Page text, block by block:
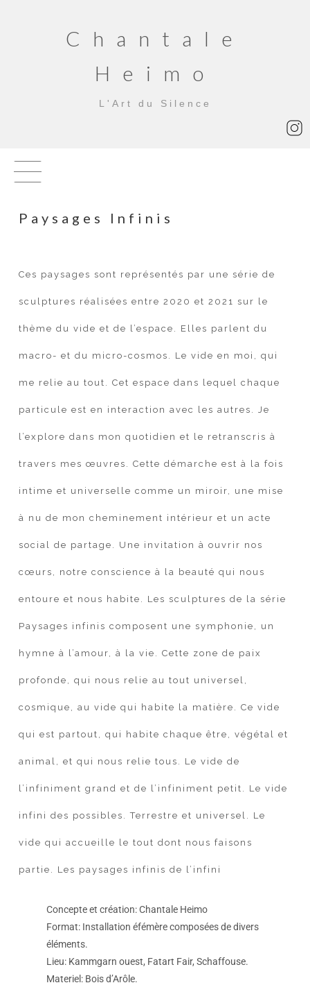
Chantale
Heimo
L'Art du Silence
Paysages Infinis
Ces paysages sont représentés par une série de
sculptures réalisées entre 2020 et 2021 sur le
thème du vide et de l’espace. Elles parlent du
macro- et du micro-cosmos. Le vide en moi, qui
me relie au tout. Cet espace dans lequel chaque
particule est en interaction avec les autres. Je
l’explore dans mon quotidien et le retranscris à
travers mes œuvres. Cette démarche est à la fois
intime et universelle comme un miroir, une mise
à nu de mon cheminement intérieur et un acte
social de partage. Une invitation à ouvrir nos
cœurs, notre conscience à la beauté qui nous
entoure et nous habite. Les sculptures de la série
Paysages infinis composent une symphonie, un
hymne à l’amour, à la vie. Cette zone de paix
profonde, qui nous relie au tout universel,
cosmique, au vide qui habite la matière. Ce vide
qui est partout, qui habite chaque être, végétal et
animal, et qui nous relie tous. Le vide de
l’infiniment grand et de l’infiniment petit. Le vide
infini des possibles. Terrestre et universel. Le
vide qui accueille le tout dont nous faisons
partie. Les paysages infinis de l’infini
Concepte et création: Chantale Heimo
Format: Installation éfémère composées de divers
éléments.
Lieu: Kammgarn ouest, Fatart Fair, Schaffouse.
Materiel: Bois d’Arôle.